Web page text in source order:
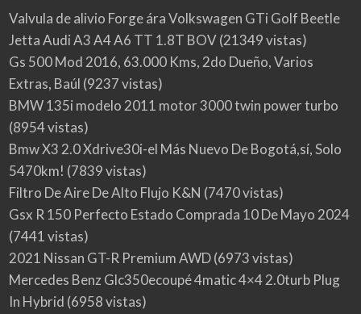
Valvula de alivio Forge ára Volkswagen GTi Golf Beetle
Jetta Audi A3 A4 A6 TT 1.8T BOV(21349 vistas)
Gs 500 Mod 2016, 63.000 Kms, 2do Dueño, Varios
Extras, Baúl (9237 vistas)
BMW 135i modelo 2011 motor 3000 twin power turbo
(8954 vistas)
Bmw X3 2.0 Xdrive30i-el Más Nuevo De Bogotá,sí, Solo
5470km! (7839 vistas)
Filtro De Aire De Alto Flujo K&N (7470 vistas)
Gsx R 150 Perfecto Estado Comprada 10 De Mayo 2024
(7441 vistas)
2021 Nissan GT-R Premium AWD(6973 vistas)
Mercedes Benz Glc350ecoupé 4matic 4×4 2.0turb Plug
In Hybrid (6958 vistas)